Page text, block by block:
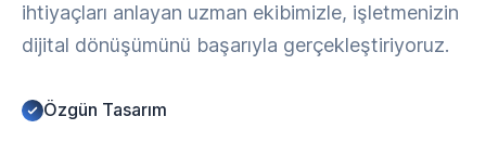
ihtiyaçları anlayan uzman ekibimizle, işletmenizin
dijital dönüşümünü başarıyla gerçekleştiriyoruz.
Özgün Tasarım